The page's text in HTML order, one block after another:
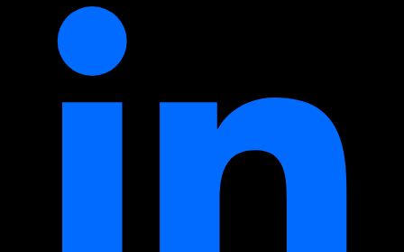
).
digna compare l'heure d'arrivée réelle au planning prévu et
déclenche des alertes lorsque les données sont en retard ou
manquantes.
horodatages de métadonnées
comptages
, les extractions échouées
arrivées de fichiers partielles
et Data Validation